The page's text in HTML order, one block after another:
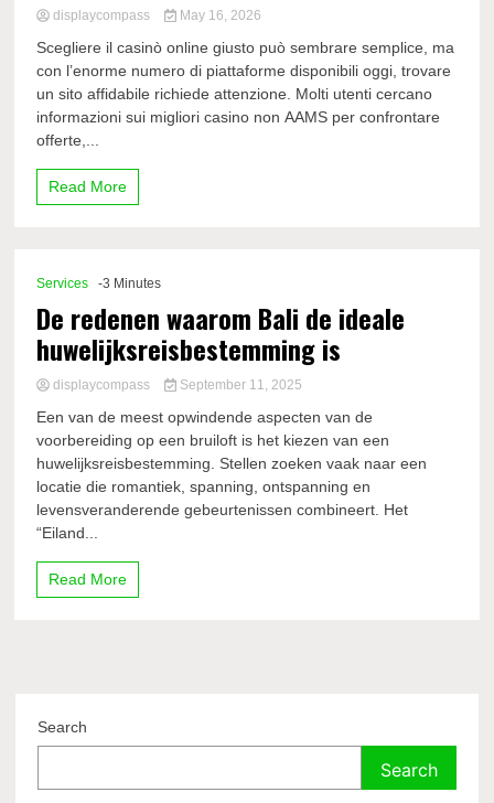
displaycompass May 16, 2026
Scegliere il casinò online giusto può sembrare semplice, ma
con l’enorme numero di piattaforme disponibili oggi, trovare
un sito affidabile richiede attenzione. Molti utenti cercano
informazioni sui migliori casino non AAMS per confrontare
offerte,...
Read More
Services -3 Minutes
De redenen waarom Bali de ideale
huwelijksreisbestemming is
displaycompass September 11, 2025
Een van de meest opwindende aspecten van de
voorbereiding op een bruiloft is het kiezen van een
huwelijksreisbestemming. Stellen zoeken vaak naar een
locatie die romantiek, spanning, ontspanning en
levensveranderende gebeurtenissen combineert. Het
“Eiland...
Read More
Search
Search